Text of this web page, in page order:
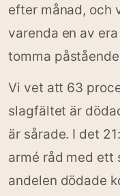
efter månad, och
varenda en av
tomma
Vi vet att 63
slagfältet är
är sårade. I det
armé råd med ett
andelen dödade